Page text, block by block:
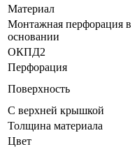
Материал
Монтажная перфорация в
основании
ОКПД2
Перфорация
Поверхность
С верхней крышкой
Толщина материала
Цвет